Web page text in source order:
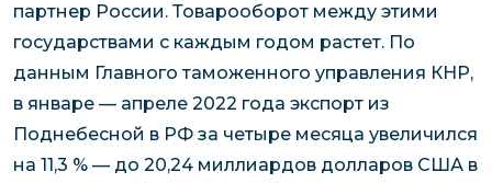
партнер России. Товарооборот между этими
государствами с каждым годом растет. По
данным Главного таможенного управления КНР,
в январе — апреле 2022 года экспорт из
Поднебесной в РФ за четыре месяца увеличился
на 11,3 % — до 20,24 миллиардов долларов США в